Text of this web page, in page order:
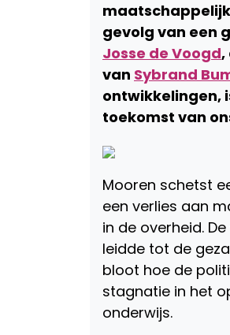
gevolg van een
Josse de Voogd,
van Sybrand
ontwikkelingen,
toekomst van
Mooren schetst
een verlies aan
in de overheid.
leidde tot de
bloot hoe de
stagnatie in het
onderwijs.